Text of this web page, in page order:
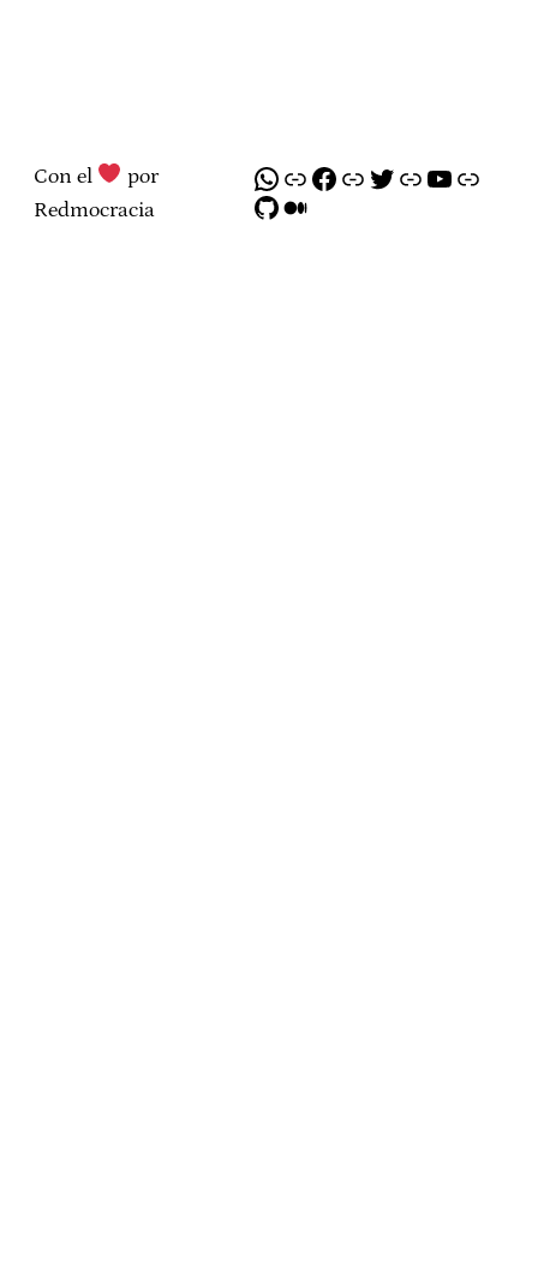
Con el
por
Redmocracia
WhatsApp
Enlace
Facebook
Enlace
Twitter
Enlace
YouTube
Enlace
GitHub
Medium